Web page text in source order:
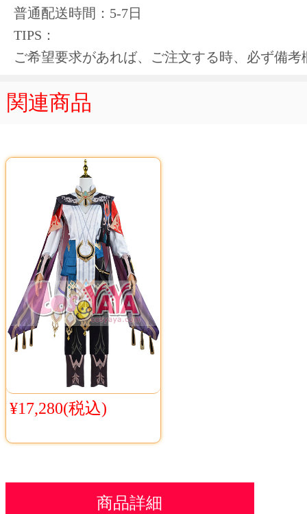
普通配送時間：5-7日
TIPS：
ご希望要求があれば、ご注文する時、必ず備
関連商品
¥17,280(税込)
商品詳細